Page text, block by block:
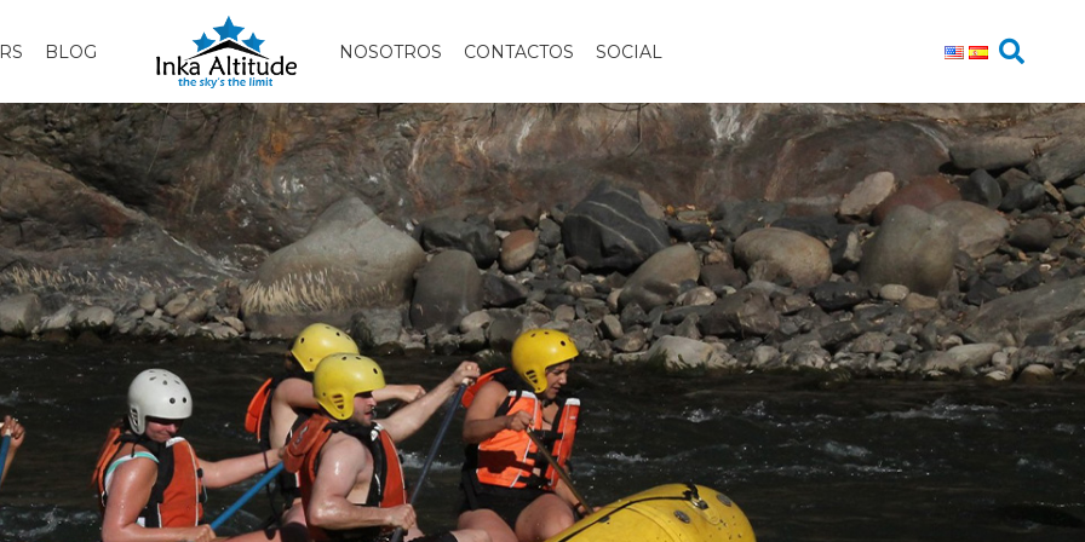
BLOG NOSOTROS CONTACTOS SOCIAL